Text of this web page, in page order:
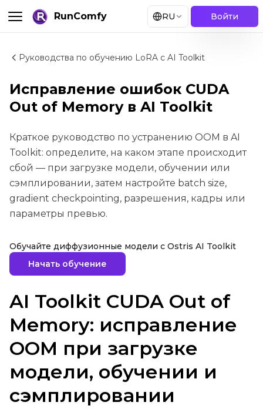
RunComfy RU Войти
Руководства по обучению LoRA с AI Toolkit
Исправление ошибок CUDA
Out of Memory в AI Toolkit
Краткое руководство по устранению OOM в AI
Toolkit: определите, на каком этапе происходит
сбой — при загрузке модели, обучении или
сэмплировании, затем настройте batch size,
gradient checkpointing, разрешения, кадры или
параметры превью.
Обучайте диффузионные модели с Ostris AI Toolkit
Начать обучение
AI Toolkit CUDA Out of
Memory: исправление
OOM при загрузке
модели, обучении и
сэмплировании